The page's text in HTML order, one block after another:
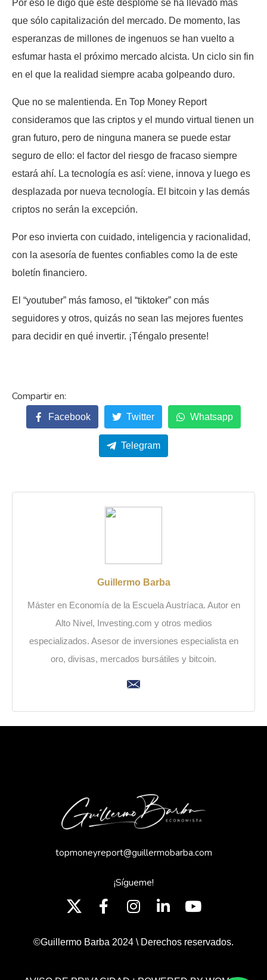
Por eso le digo que este desplome se ha llevado más
que sólo capitalización del mercado. De momento, las
esperanzas de millones de ingenuos se han vuelto a
esfumar hasta el próximo mercado alcista. Un ciclo sin fin
en el que la realidad siempre acaba golpeando duro.
Que no se malentienda. En Top Money Report
consideramos que las criptos y el mundo virtual tienen un
gran futuro, pero de ninguna manera se puede estar
seguro de ello: el factor del riesgo de fracaso siempre
estará ahí. La tecnología es así: viene, innova y luego es
desplazada por nueva tecnología. El bitcoin y las demás
criptos no serán la excepción.
Por eso invierta con cuidado, inteligencia y racionalidad,
con la asesoría de fuentes confiables como la de este
boletín financiero.
El “youtuber” más famoso, el “tiktoker” con más
seguidores y otros, quizás no sean las mejores fuentes
para decidir en qué invertir. ¡Téngalo presente!
Facebook Twitter Whatsapp
Telegram
Guillermo Barba
Máster en Economía de la Escuela Austríaca. Autor en
Alto Nivel, Investing.com y otros medios
especializados. Asesor de inversiones especialista en
oro, divisas, mercados bursátiles y bitcoin.
topmoneyreport@guillermobarba.com
¡Sígueme!
©Guillermo Barba 2024 \ Derechos reservados.